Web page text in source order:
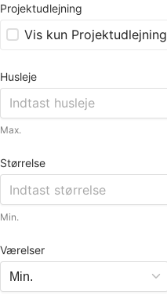
Projektudlejning
Vis kun Projektudlejning
Husleje
Max.
Størrelse
Min.
Værelser